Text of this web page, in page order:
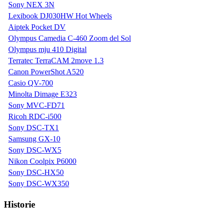
Sony NEX 3N
Lexibook DJ030HW Hot Wheels
Aiptek Pocket DV
Olympus Camedia C-460 Zoom del Sol
Olympus mju 410 Digital
Terratec TerraCAM 2move 1.3
Canon PowerShot A520
Casio QV-700
Minolta Dimage E323
Sony MVC-FD71
Ricoh RDC-i500
Sony DSC-TX1
Samsung GX-10
Sony DSC-WX5
Nikon Coolpix P6000
Sony DSC-HX50
Sony DSC-WX350
Historie